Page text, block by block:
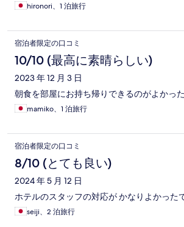
hironori、1 泊旅行
宿泊者限定の口コミ
10/10 (最高に素晴らしい)
2023 年 12 月 3 日
朝食を部屋にお持ち帰りできるのがよかった
mamiko、1 泊旅行
宿泊者限定の口コミ
8/10 (とても良い)
2024 年 5 月 12 日
ホテルのスタッフの対応が かなりよかった
seiji、2 泊旅行